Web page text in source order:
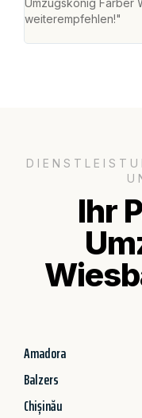
Umzugskönig Farber
weiterempfehlen!"
Ihr
Amadora
Balzers
Chișinău